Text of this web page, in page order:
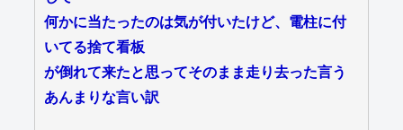
何かに当たったのは気が付いたけど、電柱に付
いてる捨て看板
が倒れて来たと思ってそのまま走り去った言う
あんまりな言い訳